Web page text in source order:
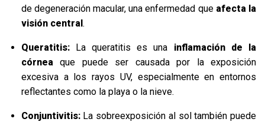
de degeneración macular, una enfermedad que afecta la
visión central.
Queratitis:La queratitis es una inflamación de la
córnea que puede ser causada por la exposición
excesiva a los rayos UV, especialmente en entornos
reflectantes como la playa o la nieve.
Conjuntivitis:La sobreexposición al sol también puede